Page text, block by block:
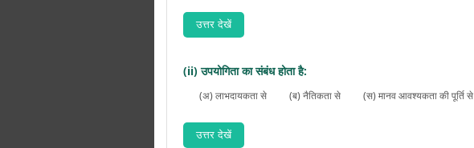
उत्तर देखें
(ii) उपयोगिता का संबंध होता है:
(अ) लाभदायकता से (ब) नैतिकता से (स) मानव आवश्यकता की पूर्ति से
उत्तर देखें